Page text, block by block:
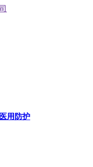
医用防护